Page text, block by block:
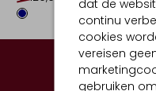
dat de
continu
cookies
vereisen
gebruiken